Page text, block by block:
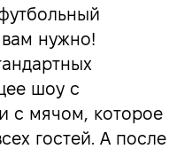
нужно!
шоу с
с мячом, которое
гостей. А после